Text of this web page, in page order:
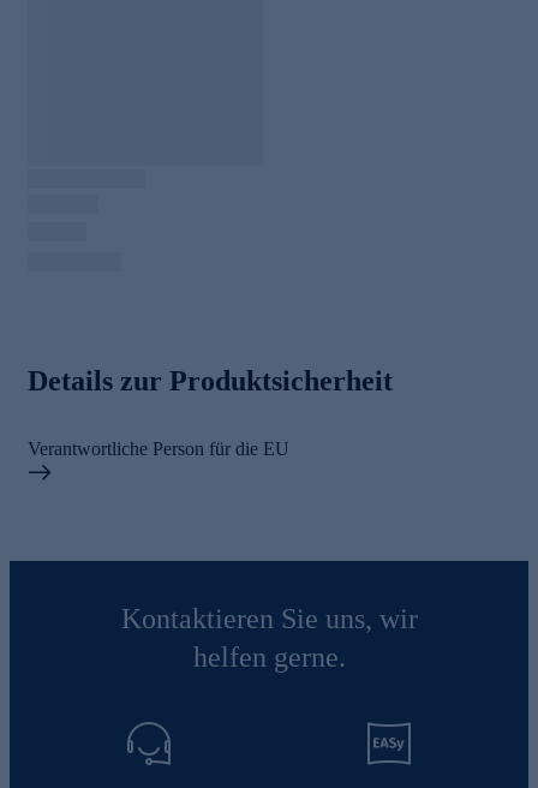
Details zur Produktsicherheit
Verantwortliche Person für die EU
Kontaktieren Sie uns, wir
helfen gerne.